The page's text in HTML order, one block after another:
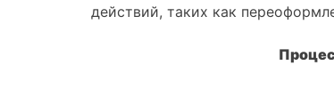
действий, таких как